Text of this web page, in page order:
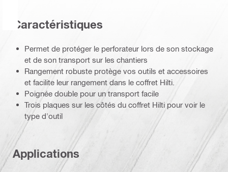
Caractéristiques
Permet de protéger le perforateur lors de son stockage
et de son transport sur les chantiers
Rangement robuste protège vos outils et accessoires
et facilite leur rangement dans le coffret Hilti.
Poignée double pour un transport facile
Trois plaques sur les côtés du coffret Hilti pour voir le
type d'outil
Applications